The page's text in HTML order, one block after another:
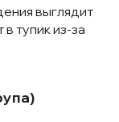
выглядит
тупик из-за